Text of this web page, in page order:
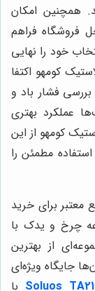
همچنین امکان
فروشگاه فراهم
خود را نهایی
کومهو اکتفا
فشار باد و
عملکرد بهتری
کومهو از این
مطمئن را
معتبر برای خرید
چرخ و یدک با
از بهترین
جایگاه ویژه‌ای
با